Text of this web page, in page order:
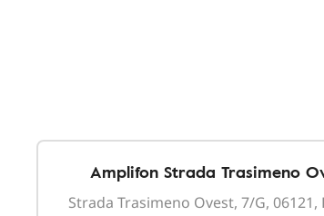
Amplifon Strada Trasimeno
Strada Trasimeno Ovest, 7/G, 06121,